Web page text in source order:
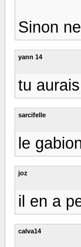
Sinon
yann 14
tu
sarcifelle
le
joz
il en a
calva14